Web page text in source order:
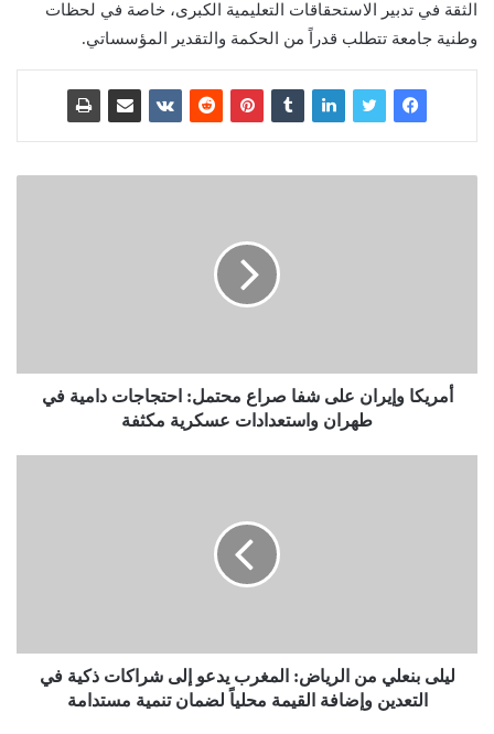
الثقة في تدبير الاستحقاقات التعليمية الكبرى، خاصة في لحظات
وطنية جامعة تتطلب قدراً من الحكمة والتقدير المؤسساتي.
أمريكا وإيران على شفا صراع محتمل: احتجاجات دامية في
طهران واستعدادات عسكرية مكثفة
ليلى بنعلي من الرياض: المغرب يدعو إلى شراكات ذكية في
التعدين وإضافة القيمة محلياً لضمان تنمية مستدامة